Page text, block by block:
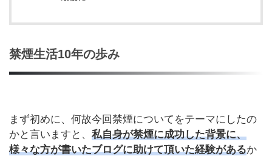
禁煙生活10年の歩み
まず初めに、何故今回禁煙についてをテーマにしたの
かと言いますと、 私自身が禁煙に成功した背景に、
様々な方が書いたブログに助けて頂いた経験があるか